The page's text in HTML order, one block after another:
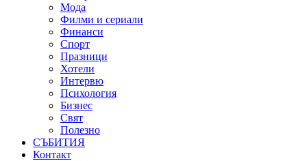
Мода
Филми и сериали
Финанси
Спорт
Празници
Хотели
Интервю
Психология
Бизнес
Свят
Полезно
СЪБИТИЯ
Контакт